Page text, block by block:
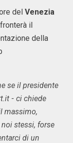
del Venezia
il
della
se il presidente
- ci chiede
massimo,
stessi, forse
di un